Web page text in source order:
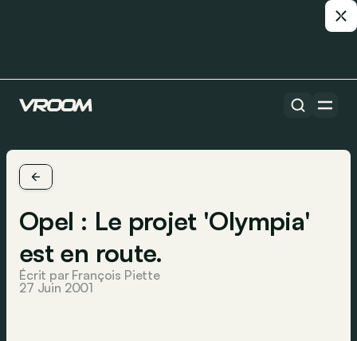
Opel : Le projet 'Olympia'
est en route.
Écrit par François Piette
27 Juin 2001